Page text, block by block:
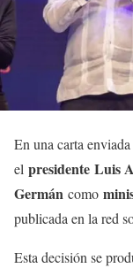
En una carta
el presidente Luis
Germán como
publicada en la red
Esta decisión se